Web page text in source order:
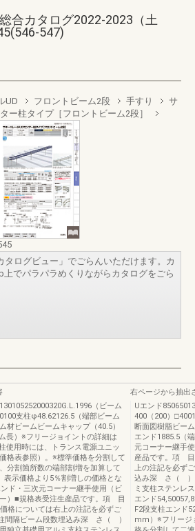
合カタログ2022-2023（土
547)
UD フロントビーム2段 手すり
サ
ー柱タイプ［フロントビーム2段］
タログビュー」でごらんいただけます。カ
上でパラパラめくりながらカタログをごら
（ビーム
支柱φ48.62126.5（端部ビーム
材ビームビームキャップ（40.5）
長）※フリージョイントの詳細は
使用時には、トランス電源ユニッ
格表参照）。※標準価格を分割して
分割箇所数の端部割増を加算して
示価格より5％割増しの価格とな
ド・三次元コーナー継手使用（ビ
）■規格表受注生産品です。項 目
については右上の注記を必ずご
間隔ビーム段数埋込み深 さ（ ）
右ページから抽出
Uエンド
400（200）
断面図樹脂ビー
エンド1885.5（
元コーナー継手
産品です。項
上の注記を必ず
込み深 さ（ ）
ミ支柱ステンレ
エンド
F2段支柱エンド
mm）※フリージ